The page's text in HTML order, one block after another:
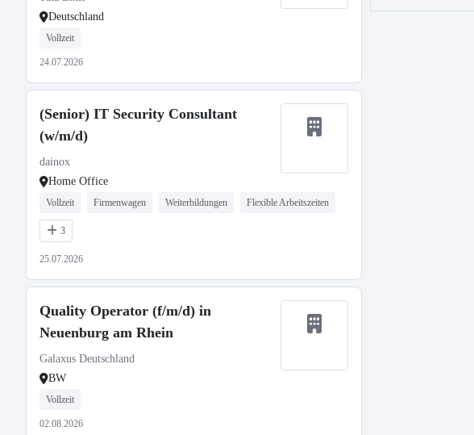
Deutschland
Vollzeit
24.07.2026
(Senior) IT Security Consultant
(w/m/d)
dainox
Home Office
Vollzeit Firmenwagen Weiterbildungen Flexible Arbeitszeiten
3
25.07.2026
Quality Operator (f/m/d) in
Neuenburg am Rhein
Galaxus Deutschland
BW
Vollzeit
02.08.2026